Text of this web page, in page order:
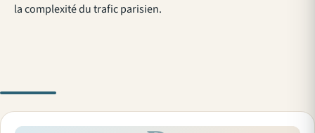
la complexité du trafic parisien.